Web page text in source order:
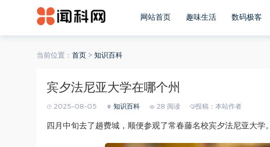
网站首页 趣味生活 数码极客
当前位置： 首页 > 知识百科
宾夕法尼亚大学在哪个州
2025-08-05 知识百科 28 阅读 投稿：本站作者
四月中旬去了趟费城，顺便参观了常春藤名校宾夕法尼亚大学。